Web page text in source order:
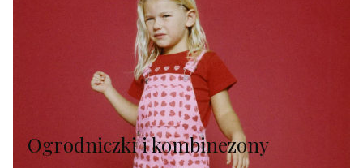
Ogrodniczki i kombinezony